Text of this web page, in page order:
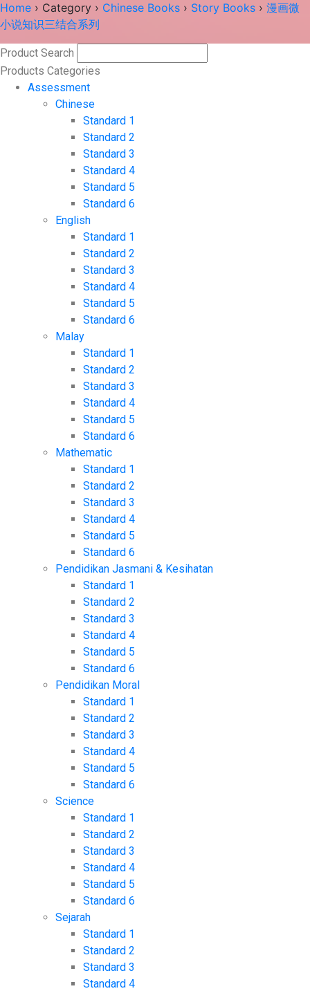
Home › Category › Chinese Books › Story Books › 漫画微
小说知识三结合系列
Product Search
Products Categories
Assessment
Chinese
Standard 1
Standard 2
Standard 3
Standard 4
Standard 5
Standard 6
English
Standard 1
Standard 2
Standard 3
Standard 4
Standard 5
Standard 6
Malay
Standard 1
Standard 2
Standard 3
Standard 4
Standard 5
Standard 6
Mathematic
Standard 1
Standard 2
Standard 3
Standard 4
Standard 5
Standard 6
Pendidikan Jasmani & Kesihatan
Standard 1
Standard 2
Standard 3
Standard 4
Standard 5
Standard 6
Pendidikan Moral
Standard 1
Standard 2
Standard 3
Standard 4
Standard 5
Standard 6
Science
Standard 1
Standard 2
Standard 3
Standard 4
Standard 5
Standard 6
Sejarah
Standard 1
Standard 2
Standard 3
Standard 4